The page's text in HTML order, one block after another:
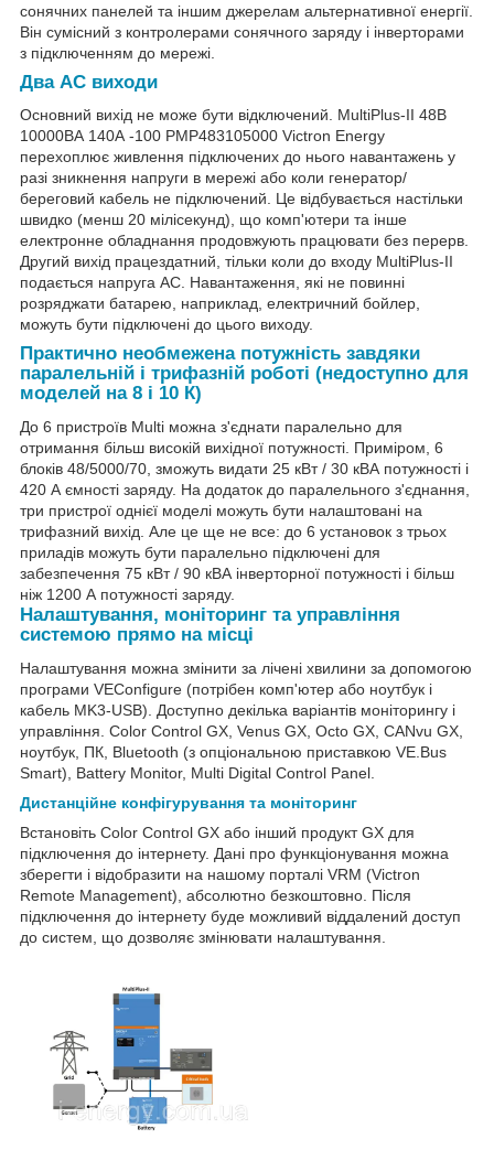
сонячних панелей та іншим джерелам альтернативної енергії.
Він сумісний з контролерами сонячного заряду і інверторами
з підключенням до мережі.
Два АС виходи
Основний вихід не може бути відключений. MultiPlus-II 48В
10000ВА 140А -100 PMP483105000 Victron Energy
перехоплює живлення підключених до нього навантажень у
разі зникнення напруги в мережі або коли генератор/
береговий кабель не підключений. Це відбувається настільки
швидко (менш 20 мілісекунд), що комп'ютери та інше
електронне обладнання продовжують працювати без перерв.
Другий вихід працездатний, тільки коли до входу MultiPlus-II
подається напруга АС. Навантаження, які не повинні
розряджати батарею, наприклад, електричний бойлер,
можуть бути підключені до цього виходу.
Практично необмежена потужність завдяки
паралельній і трифазній роботі (недоступно для
моделей на 8 і 10 К)
До 6 пристроїв Multi можна з'єднати паралельно для
отримання більш високій вихідної потужності. Приміром, 6
блоків 48/5000/70, зможуть видати 25 кВт / 30 кВА потужності і
420 А ємності заряду. На додаток до паралельного з'єднання,
три пристрої однієї моделі можуть бути налаштовані на
трифазний вихід. Але це ще не все: до 6 установок з трьох
приладів можуть бути паралельно підключені для
забезпечення 75 кВт / 90 кВА інверторної потужності і більш
ніж 1200 А потужності заряду.
Налаштування, моніторинг та управління
системою прямо на місці
Налаштування можна змінити за лічені хвилини за допомогою
програми VEConfigure (потрібен комп'ютер або ноутбук і
кабель MK3-USB). Доступно декілька варіантів моніторингу і
управління. Color Control GX, Venus GX, Octo GX, CANvu GX,
ноутбук, ПК, Bluetooth (з опціональною приставкою VE.Bus
Smart), Battery Monitor, Multi Digital Control Panel.
Дистанційне конфігурування та моніторинг
Встановіть Color Control GX або інший продукт GX для
підключення до інтернету. Дані про функціонування можна
зберегти і відобразити на нашому порталі VRM (Victron
Remote Management), абсолютно безкоштовно. Після
підключення до інтернету буде можливий віддалений доступ
до систем, що дозволяє змінювати налаштування.